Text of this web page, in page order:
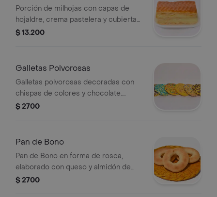
Porción de milhojas con capas de
hojaldre, crema pastelera y cubierta
de caramelo.
$ 13.200
Galletas Polvorosas
Galletas polvorosas decoradas con
chispas de colores y chocolate.
Ideales para un dulce antojo.
$ 2700
Pan de Bono
Pan de Bono en forma de rosca,
elaborado con queso y almidón de
yuca.
$ 2700